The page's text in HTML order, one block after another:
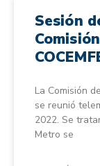
Sesión
La Comisión
se reunió
2022. Se
Metro se